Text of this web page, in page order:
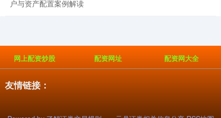
国债指数
户与资产配置案例解读
网上配资炒股 配资网址 配资网大全
友情链接：